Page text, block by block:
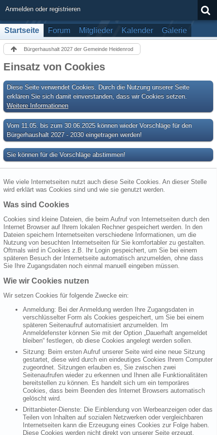
Anmelden oder registrieren
Startseite Forum Mitglieder Kalender Galerie
Bürgerhaushalt 2027 der Gemeinde Heidenrod
Einsatz von Cookies
Diese Seite verwendet Cookies. Durch die Nutzung unserer Seite
erklären Sie sich damit einverstanden, dass wir Cookies setzen.
Weitere Informationen
Vom 11.05. bis zum 30.06.2025 können wieder Vorschläge für den
Bürgerhaushalt 2027 - 2030 eingetragen werden!
Sie können für die Vorschläge abstimmen!
Wie viele Internetseiten nutzt auch diese Seite Cookies. An dieser Stelle
wird erklärt was Cookies sind und wie sie genutzt werden.
Was sind Cookies
Cookies sind kleine Dateien, die beim Aufruf von Internetseiten durch den
Internet Browser auf Ihrem lokalen Rechner gespeichert werden. In den
Dateien speichern Internetseiten verschiedene Informationen, um die
Nutzung von besuchten Internetseiten für Sie komfortabler zu gestalten.
Oftmals wird in Cookies z.B. Ihr Login gespeichert, um Sie bei einem
späteren Besuch der Internetseite automatisch anzumelden, ohne dass
Sie Ihre Zugangsdaten noch einmal manuell eingeben müssen.
Wie wir Cookies nutzen
Wir setzen Cookies für folgende Zwecke ein:
Anmeldung: Bei der Anmeldung werden Ihre Zugangsdaten in
verschlüsselter Form als Cookies gespeichert, um Sie bei einem
späteren Seitenaufruf automatisiert anzumelden. Im
Anmeldefenster können Sie mit der Option „Dauerhaft angemeldet
bleiben“ festlegen, ob diese Cookies angelegt werden sollen.
Sitzung: Beim ersten Aufruf unserer Seite wird eine neue Sitzung
gestartet, diese wird durch ein eindeutiges Cookies Ihrem Computer
zugeordnet. Sitzungen erlauben es, Sie zwischen zwei
Seitenaufrufen wieder zu erkennen und Ihnen alle Funktionalitäten
bereitstellen zu können. Es handelt sich um ein temporäres
Cookies, dass beim Beenden des Internet Browsers automatisch
gelöscht wird.
Drittanbieter-Dienste: Die Einblendung von Werbeanzeigen oder das
Teilen von Inhalten auf sozialen Netzwerken oder vergleichbaren
Internetseiten kann die Erzeugung eines Cookies zur Folge haben.
Diese Cookies werden nicht direkt von unserer Seite erzeugt,